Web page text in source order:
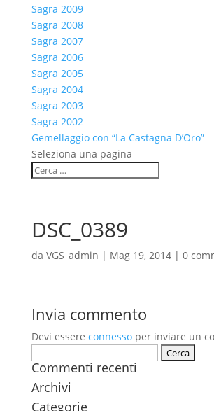
Sagra 2009
Sagra 2008
Sagra 2007
Sagra 2006
Sagra 2005
Sagra 2004
Sagra 2003
Sagra 2002
Gemellaggio con “La Castagna D’Oro”
Seleziona una pagina
DSC_0389
da VGS_admin | Mag 19, 2014| 0
Invia commento
Devi essere connessoper inviare un
per:
Commenti recenti
Archivi
Categorie